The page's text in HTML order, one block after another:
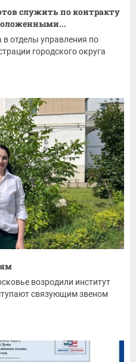
служить по контракту
отделы управления по
городского округа
возродили институт
связующим звеном